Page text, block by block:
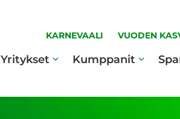
KARNEVAALI VUODEN
Yritykset Kumppanit